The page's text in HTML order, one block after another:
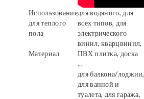
Использование
для теплого
пола
для водяного, для
всех типов, для
электрического
Материал
винил, кварцвинил,
ПВХ плитка, доска
...
для балкона/лоджии,
для ванной и
туалета, для гаража,